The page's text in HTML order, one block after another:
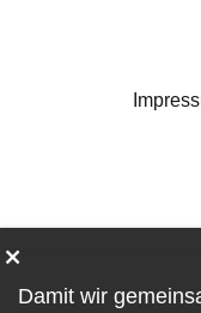
Damit wir